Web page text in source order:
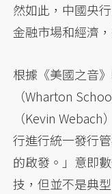
然如此，中國央
金融市場和經濟
根據《美國之音
（Wharton
（Kevin
行進行統一發行
的啟發。」意即
技，但並不是典